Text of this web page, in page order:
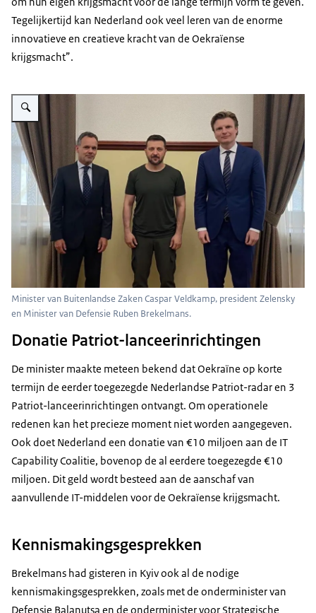
Tegelijkertijd kan Nederland ook veel leren van de enorme
innovatieve en creatieve kracht van de Oekraïense
krijgsmacht”.
Vergroot afbeelding Minister van Buitenlandse Zaken Caspar Veldkamp,
Minister van Buitenlandse Zaken Caspar Veldkamp, president Zelensky
en Minister van Defensie Ruben Brekelmans.
Donatie Patriot-lanceerinrichtingen
De minister maakte meteen bekend dat Oekraïne op korte
termijn de eerder toegezegde Nederlandse Patriot-radar en 3
Patriot-lanceerinrichtingen ontvangt. Om operationele
redenen kan het precieze moment niet worden aangegeven.
Ook doet Nederland een donatie van €10 miljoen aan de IT
CapabilityCoalitie, bovenop de al eerdere toegezegde €10
miljoen. Dit geld wordt besteed aan de aanschaf van
aanvullende IT-middelen voor de Oekraïense krijgsmacht.
Kennismakingsgesprekken
Brekelmans had gisteren in Kyiv ook al de nodige
kennismakingsgesprekken, zoals met de onderminister van
Defensie Balanutsa en de onderminister voor Strategische